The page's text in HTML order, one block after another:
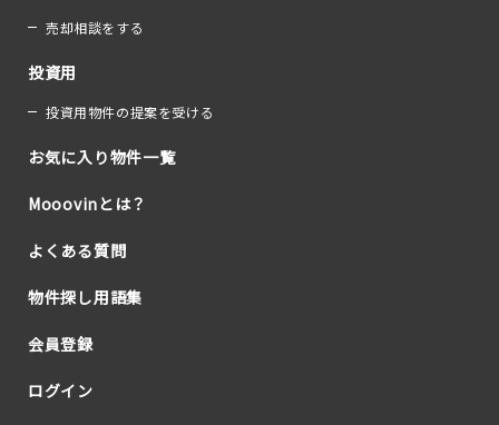
売却相談をする
投資用
投資用物件の提案を受ける
お気に入り物件一覧
Mooovinとは？
よくある質問
物件探し用語集
会員登録
ログイン